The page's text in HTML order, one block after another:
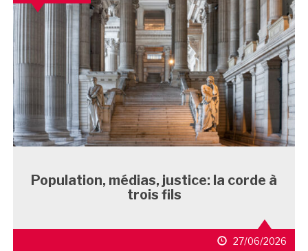
Population, médias, justice: la corde à
trois fils
27/06/2026